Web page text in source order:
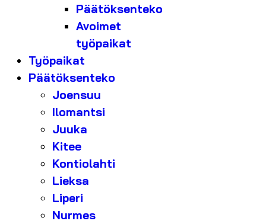
Päätöksenteko
Avoimet
työpaikat
Työpaikat
Päätöksenteko
Joensuu
Ilomantsi
Juuka
Kitee
Kontiolahti
Lieksa
Liperi
Nurmes